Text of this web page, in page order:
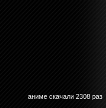
аниме скачали 2308 раз